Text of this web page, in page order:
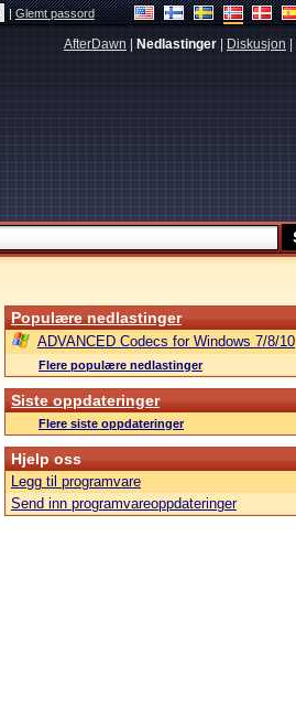
|Glemt passord
AfterDawn Nedlastinger Diskusjon
Populære nedlastinger
ADVANCED Codecs for Windows 7/8/10
Flere populære nedlastinger
Siste oppdateringer
Flere siste oppdateringer
Hjelp oss
Legg til programvare
Send inn programvareoppdateringer